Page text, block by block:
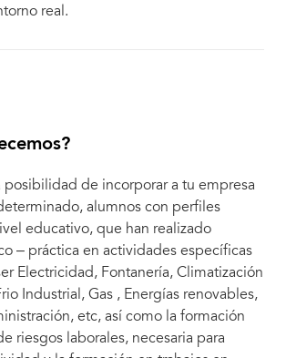
real.
posibilidad de incorporar a tu empresa
alumnos con perfiles
educativo, que han realizado
– práctica en actividades específicas
Electricidad, Fontanería, Climatización
Industrial, Gas , Energías renovables,
etc, así como la formación
riesgos laborales, necesaria para